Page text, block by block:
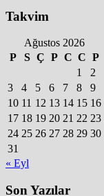
Takvim
Ağustos 2026
P
S Ç P C C P
1
2
3
4 5 6 7 8
9
10 11 12 13 14 15 16
17 18 19 20 21 22 23
24 25 26 27 28 29 30
31
« Eyl
Son Yazılar